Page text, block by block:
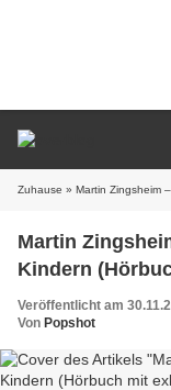
Zuhause » Martin Zingsheim –
Martin
Kindern
Veröffentlicht am
Von Popshot